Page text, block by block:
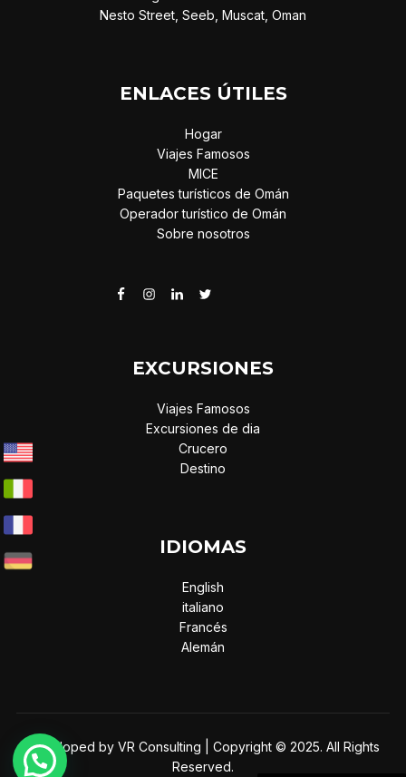
Nesto Street, Seeb, Muscat, Oman
ENLACES ÚTILES
Hogar
Viajes Famosos
MICE
Paquetes turísticos de Omán
Operador turístico de Omán
Sobre nosotros
EXCURSIONES
Viajes Famosos
Excursiones de dia
Crucero
Destino
IDIOMAS
English
italiano
Francés
Alemán
Developed by VR Consulting | Copyright © 2025. All Rights
Reserved.